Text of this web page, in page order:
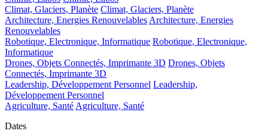
Climat, Glaciers, Planète Climat, Glaciers, Planète
Architecture, Energies RenouvelablesArchitecture, Energies
Renouvelables
Robotique, Electronique, Informatique Robotique, Electronique,
Informatique
Drones, Objets Connectés, Imprimante 3D Drones, Objets
Connectés, Imprimante 3D
Leadership, Développement Personnel Leadership,
Développement Personnel
Agriculture, SantéAgriculture, Santé
Dates